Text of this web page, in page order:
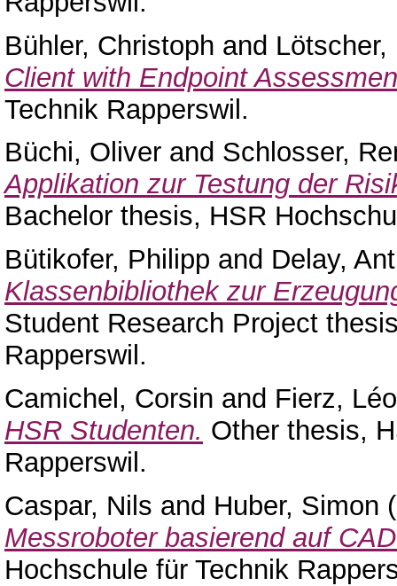
Bühler, Christoph and
Client with Endpoint
Technik Rapperswil.
Büchi, Oliver and Schlosser,
Applikation zur Testung der
Bachelor thesis, HSR
Bütikofer, Philipp and Delay,
Klassenbibliothek zur
Student Research Project
Rapperswil.
Camichel, Corsin and Fierz,
HSR Studenten. Other thesis,
Rapperswil.
Caspar, Nils and Huber, Simon
Messroboter basierend auf
Hochschule für Technik